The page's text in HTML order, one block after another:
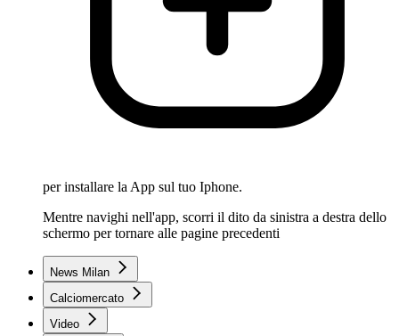
per installare la App sul tuo Iphone.
Mentre navighi nell'app, scorri il dito da sinistra a destra dello
schermo per tornare alle pagine precedenti
News Milan
Calciomercato
Video